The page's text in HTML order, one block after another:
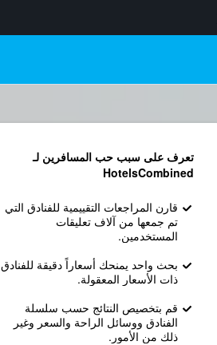
تعرف على سبب حب المسافرين لـ
HotelsCombined
قارن المراجعات التقييمية للفنادق التي
تم جمعها من آلاف تعليقات
المستخدمين.
بحث واحد يمنحك أسعاراً دقيقة للفنادق
ذات الأسعار المعقولة.
قم بتخصيص النتائج حسب سلسلة
الفنادق ووسائل الراحة والسعر وغير
ذلك من الأمور.